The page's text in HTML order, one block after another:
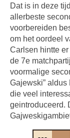
Dat is in deze
allerbeste
voorbereiden
om het oordeel
Carlsen hintte
de 7e
voormalige
Gajewski”
die veel
geintroduceerd.